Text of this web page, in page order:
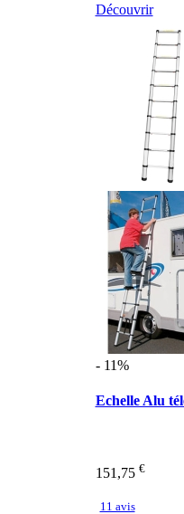
Découvrir
- 11%
Echelle Alu
151,75 €
11 avis